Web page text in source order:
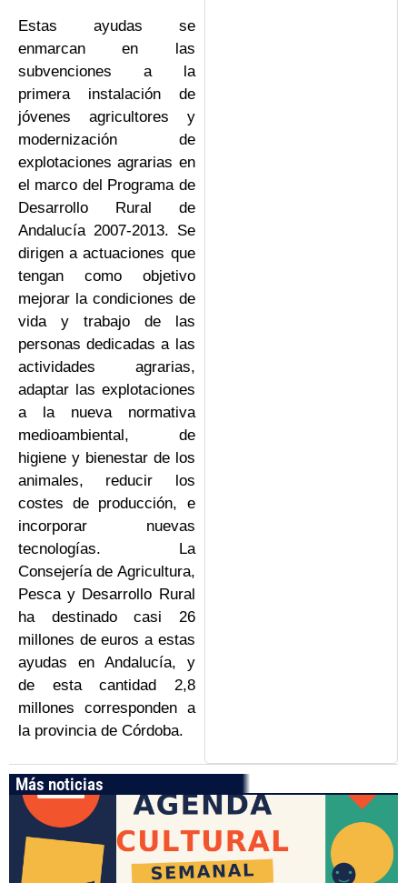
Estas ayudas se
enmarcan en las
subvenciones a la
primera instalación de
jóvenes agricultores y
modernización de
explotaciones agrarias en
el marco del Programa de
Desarrollo Rural de
Andalucía 2007-2013. Se
dirigen a actuaciones que
tengan como objetivo
mejorar la condiciones de
vida y trabajo de las
personas dedicadas a las
actividades agrarias,
adaptar las explotaciones
a la nueva normativa
medioambiental, de
higiene y bienestar de los
animales, reducir los
costes de producción, e
incorporar nuevas
tecnologías. La
Consejería de Agricultura,
Pesca y Desarrollo Rural
ha destinado casi 26
millones de euros a estas
ayudas en Andalucía, y
de esta cantidad 2,8
millones corresponden a
la provincia de Córdoba.
Más noticias